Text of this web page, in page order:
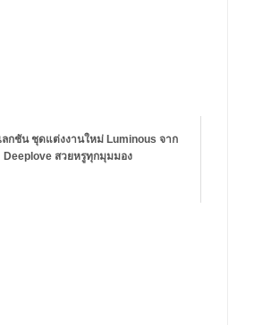
ลกชัน ชุดแต่งงานใหม่ Luminous จาก
Deeplove สวยหรูทุกมุมมอง